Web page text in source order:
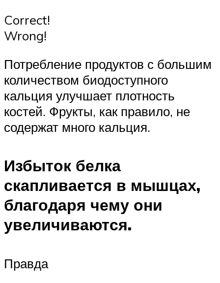
Correct!
Wrong!
Потребление продуктов с большим
количеством биодоступного
кальция улучшает плотность
костей. Фрукты, как правило, не
содержат много кальция.
Избыток белка
скапливается в мышцах,
благодаря чему они
увеличиваются.
Правда